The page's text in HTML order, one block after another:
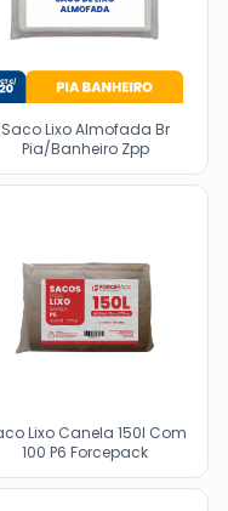
Saco Lixo Almofada Br
Pia/Banheiro Zpp
Lixo Canela 150l Com
100 P6 Forcepack